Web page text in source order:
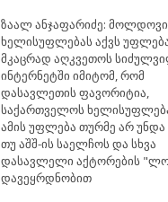
ზაალ ანჯაფარიძე:
ხელისუფლებას აქვს
მკაცრად აღკვეთოს
ინტერნეტში იმიტომ, რომ
დასავლეთის ფავორიტია,
საქართველოს
ამის უფლება თურმე არ უნდა
თუ აშშ-ის საელჩოს და სხვა
დასავლელი აქტორების
დავეყრდნობით